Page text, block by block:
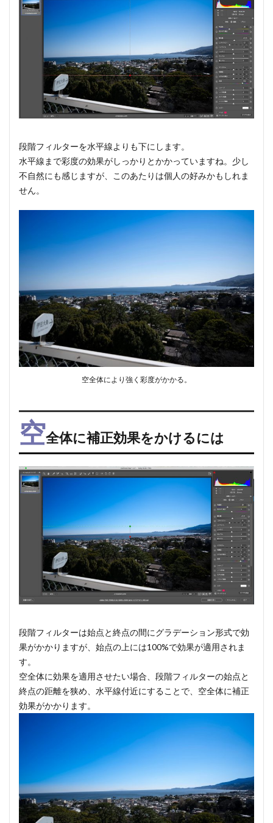
段階フィルターを水平線よりも下にします。
水平線まで彩度の効果がしっかりとかかっていますね。少し
不自然にも感じますが、このあたりは個人の好みかもしれま
せん。
空全体により強く彩度がかかる。
空全体に補正効果をかけるには
段階フィルターは始点と終点の間にグラデーション形式で効
果がかかりますが、始点の上には100%で効果が適用されま
す。
空全体に効果を適用させたい場合、段階フィルターの始点と
終点の距離を狭め、水平線付近にすることで、空全体に補正
効果がかかります。